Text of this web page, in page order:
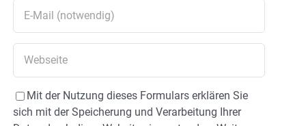
Mit der Nutzung dieses Formulars erklären Sie
sich mit der Speicherung und Verarbeitung Ihrer